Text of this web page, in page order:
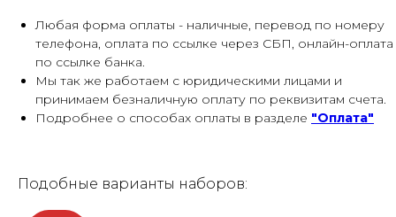
Любая форма оплаты - наличные, перевод по номеру
телефона, оплата по ссылке через СБП, онлайн-оплата
по ссылке банка.
Мы так же работаем с юридическими лицами и
принимаем безналичную оплату по реквизитам счета.
Подробнее о способах оплаты в разделе "Оплата"
Подобные варианты наборов: